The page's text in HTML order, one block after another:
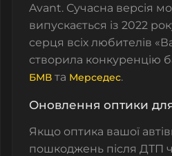
Avant. Сучасна версія
випускається із 2022
серця всіх любителів
створила конкуренцію
БМВ та Мерседес.
Оновлення оптики
Якщо оптика вашої
пошкоджень після ДТП